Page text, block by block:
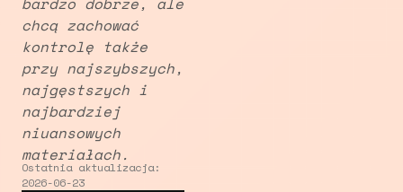
chcą zachować
kontrolę także
przy najszybszych,
najgęstszych i
najbardziej
niuansowych
materiałach.
Ostatnia aktualizacja:
2026-06-23